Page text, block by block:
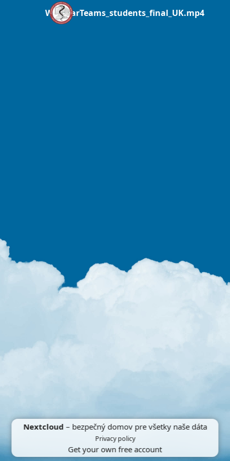
WebinarTeams_students_final_UK.mp4
Nextcloud – bezpečný domov pre všetky naše dáta
Privacy policy
Get your own free account